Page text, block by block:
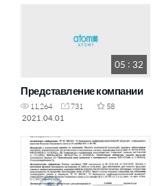
05 : 32
Представление компании
11,264 731
58
2021.04.01